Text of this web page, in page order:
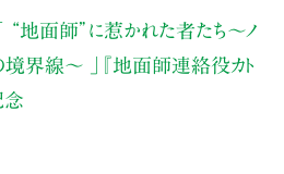
“地面師”に惹かれた者たち〜ノ
境界線〜 」
『地面師連絡役カト
念